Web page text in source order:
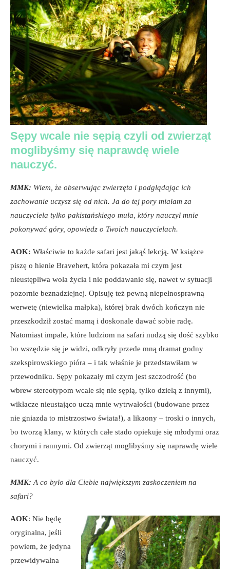
Sępy wcale nie sępią czyli od zwierząt
moglibyśmy się naprawdę wiele
nauczyć.
MMK: Wiem, że obserwując zwierzęta i podglądając ich
zachowanie uczysz się od nich. Ja do tej pory miałam za
nauczyciela tylko pakistańskiego muła, który nauczył mnie
pokonywać góry, opowiedz o Twoich nauczycielach.
AOK: Właściwie to każde safari jest jakąś lekcją. W książce
piszę o hienie Bravehert, która pokazała mi czym jest
nieustępliwa wola życia i nie poddawanie się, nawet w sytuacji
pozornie beznadziejnej. Opisuję też pewną niepełnosprawną
werwetę (niewielka małpka), której brak dwóch kończyn nie
przeszkodził zostać mamą i doskonale dawać sobie radę.
Natomiast impale, które ludziom na safari nudzą się dość szybko
bo wszędzie się je widzi, odkryły przede mną dramat godny
szekspirowskiego pióra – i tak właśnie je przedstawiłam w
przewodniku. Sępy pokazały mi czym jest szczodrość (bo
wbrew stereotypom wcale się nie sępią, tylko dzielą z innymi),
wikłacze nieustająco uczą mnie wytrwałości (budowane przez
nie gniazda to mistrzostwo świata!), a likaony – troski o innych,
bo tworzą klany, w których całe stado opiekuje się młodymi oraz
chorymi i rannymi. Od zwierząt moglibyśmy się naprawdę wiele
nauczyć.
MMK: A co było dla Ciebie największym zaskoczeniem na
safari?
AOK: Nie będę
oryginalna, jeśli
powiem, że jedyna
przewidywalna